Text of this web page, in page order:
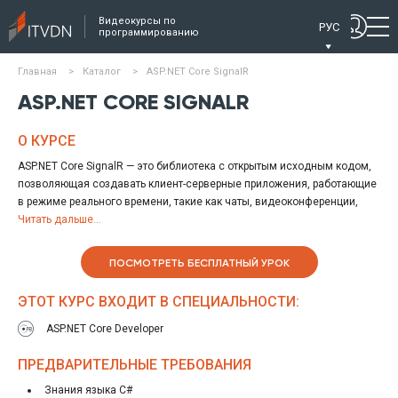
Видеокурсы по
программированию
РУС
Главная > Каталог > ASP.NET Core SignalR
ASP.NET CORE SIGNALR
О КУРСЕ
ASP.NET Core SignalR — это библиотека с открытым исходным кодом,
позволяющая создавать клиент-серверные приложения, работающие
в режиме реального времени, такие как чаты, видеоконференции,
игровые приложения, приложения для мониторинга данных и другие.
времени и научитесь создавать такие приложения, используя
возможности ASP.NET Core SignalR.
научитесь реализовывать потоковую передачу данных, организуете
работу серверной части, сделаете консольных клиентов на C# и
Также в курсе будут детально рассмотрены вопросы безопасности
Читать дальше...
ПОСМОТРЕТЬ БЕСПЛАТНЫЙ УРОК
ЭТОТ КУРС ВХОДИТ В СПЕЦИАЛЬНОСТИ:
ASP.NET Core Developer
ПРЕДВАРИТЕЛЬНЫЕ ТРЕБОВАНИЯ
Знания языка C#